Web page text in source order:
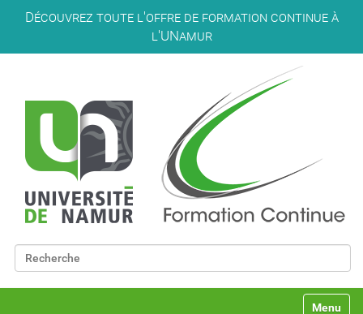
Découvrez toute l'offre de formation continue à
l'UNamur
Chercher par
Toggle